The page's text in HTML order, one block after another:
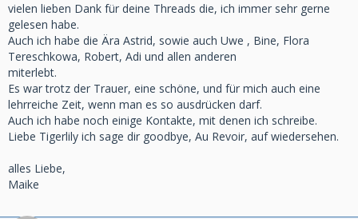
vielen lieben Dank für deine Threads die, ich immer sehr gerne
gelesen habe.
Auch ich habe die Ära Astrid, sowie auch Uwe , Bine, Flora
Tereschkowa, Robert, Adi und allen anderen
miterlebt.
Es war trotz der Trauer, eine schöne, und für mich auch eine
lehrreiche Zeit, wenn man es so ausdrücken darf.
Auch ich habe noch einige Kontakte, mit denen ich schreibe.
Liebe Tigerlily ich sage dir goodbye, Au Revoir, auf wiedersehen.
alles Liebe,
Maike